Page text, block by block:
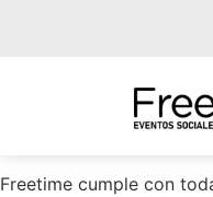
Freetime cumple con